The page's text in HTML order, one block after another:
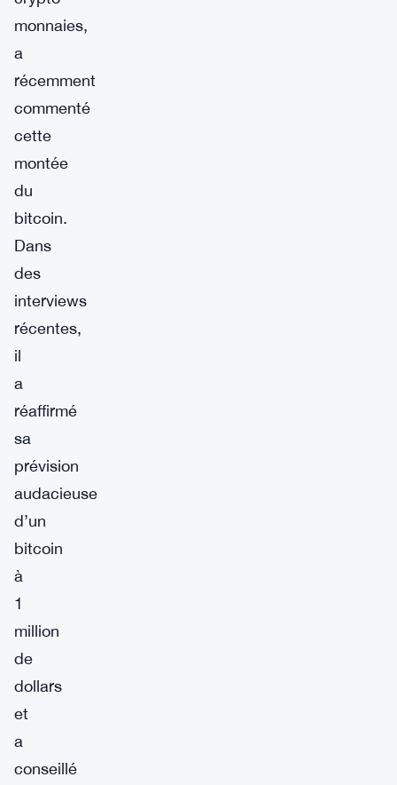
monnaies,
a
récemment
commenté
cette
montée
du
bitcoin.
Dans
des
interviews
récentes,
il
a
réaffirmé
sa
prévision
audacieuse
d’un
bitcoin
à
1
million
de
dollars
et
a
conseillé